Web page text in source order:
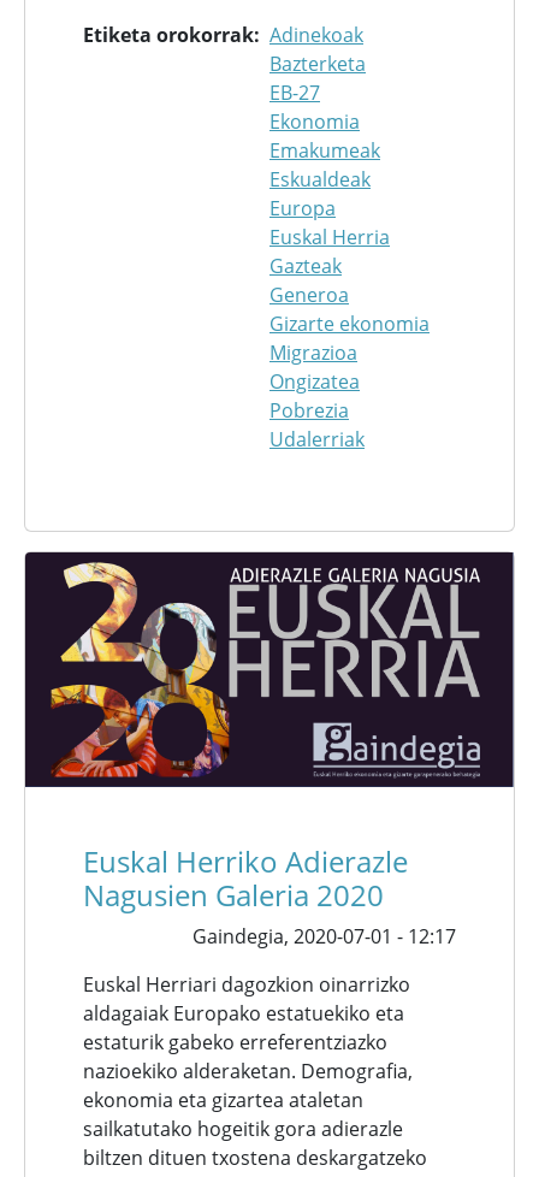
Etiketa orokorrak Adinekoak
Bazterketa
EB-27
Ekonomia
Emakumeak
Eskualdeak
Europa
Euskal Herria
Gazteak
Generoa
Gizarte ekonomia
Migrazioa
Ongizatea
Pobrezia
Udalerriak
Euskal Herriko Adierazle
Nagusien Galeria 2020
Gaindegia, 2020-07-01 - 12:17
Euskal Herriari dagozkion oinarrizko
aldagaiak Europako estatuekiko eta
estaturik gabeko erreferentziazko
nazioekiko alderaketan. Demografia,
ekonomia eta gizartea ataletan
sailkatutako hogeitik gora adierazle
biltzen dituen txostena deskargatzeko